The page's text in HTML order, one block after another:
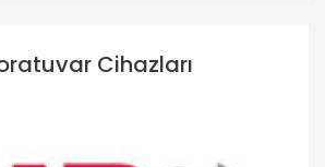
Cihazları